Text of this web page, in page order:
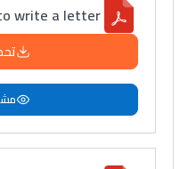
write a letter